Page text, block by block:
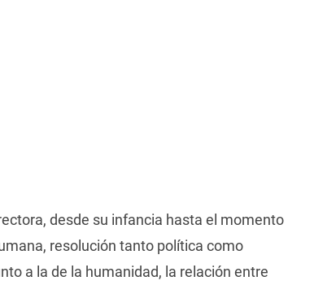
desde su infancia hasta el momento
resolución tanto política como
a la de la humanidad, la relación entre